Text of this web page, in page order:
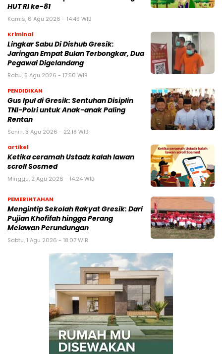
HUT RI ke-81
Kamis, 6 Agu 2026 - 14:49 WIB
Kriminal
Lingkar Sabu Di Dishub Gresik:
Jaringan Empat Bulan Terbongkar, Dua
Pegawai Digelandang
Rabu, 5 Agu 2026 - 17:50 WIB
PENDIDIKAN
Gus Ipul di Gresik: Sentuhan Disiplin
TNI-Polri untuk Anak-anak Paling
Rentan
Senin, 3 Agu 2026 - 22:18 WIB
artikel
Ketika ceramah Ustadz kalah lawan
scroll Sosmed
Minggu, 2 Agu 2026 - 14:24 WIB
PEMERINTAHAN
Mengintip Sekolah Rakyat Gresik: Dari
Pujian Khofifah hingga Perang
Melawan Perundungan
Sabtu, 1 Agu 2026 - 18:07 WIB